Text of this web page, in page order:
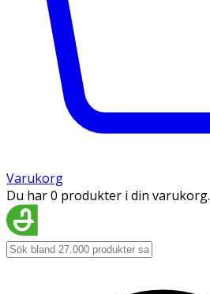
Varukorg
Du har 0 produkter i din varukorg.